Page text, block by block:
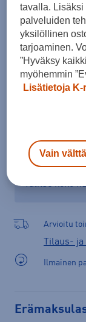
Kokotaulukko
Tarkista
Verkkokauppa:
Valitse koko
Arvioitu
Tilaus-
Ilmainen
tavalla.
palveluiden
yksilöllinen
tarjoaminen.
”Hyväksy
myöhemmin
Lisätietoja
Vain